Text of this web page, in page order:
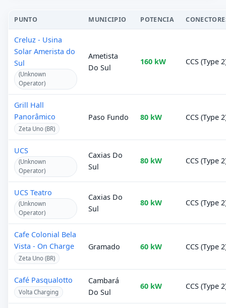
PUNTO MUNICIPIO POTENCIA
Creluz - Usina
Solar Amerista do
Sul
(Unknown
Operator)
Ametista
Do Sul
160 kW CCS (Type
Grill Hall
Panorâmico
Zeta Uno (BR)
Paso Fundo 80 kW CCS (Type
UCS
(Unknown
Operator)
Caxias Do
Sul
80 kW CCS (Type
UCS Teatro
(Unknown
Operator)
Caxias Do
Sul
80 kW CCS (Type
Cafe Colonial Bela
Vista - On Charge
Zeta Uno (BR)
Gramado 60 kW CCS (Type
Café Pasqualotto
Volta Charging
Cambará
Do Sul
60 kW CCS (Type